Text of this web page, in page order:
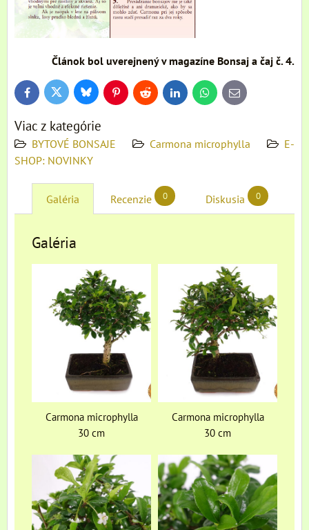
Článok bol uverejnený v magazíne Bonsaj a čaj č. 4.
FacebookTwitter BlueskyPinterestReddit LinkedInWhatsApp
E-
mail
Viac z kategórie
BYTOVÉ BONSAJE Carmona microphylla
E-
SHOP: NOVINKY
Galéria Recenzie 0 Diskusia 0
Galéria
Carmona microphylla
30 cm
Carmona microphylla
30 cm